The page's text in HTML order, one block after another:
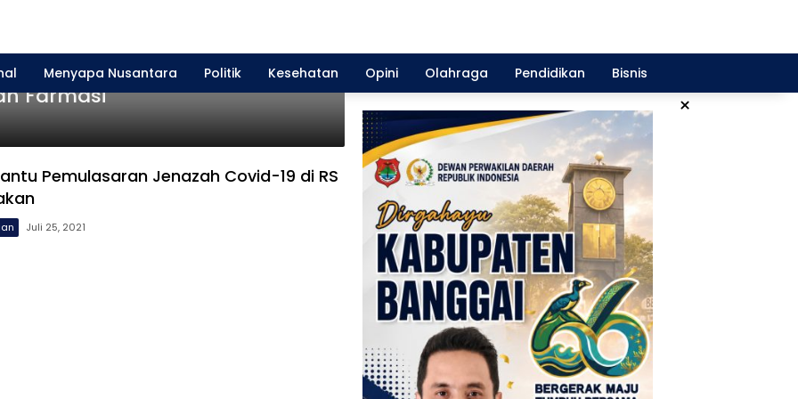
Menyapa Nusantara Politik Kesehatan Opini Olahraga Pendidikan Bisnis
×
Melaksanakan Pemusnahan
Farmasi
Pemulasaran Jenazah Covid-19 di RS
Juli 25, 2021